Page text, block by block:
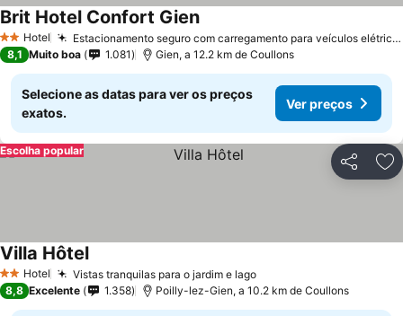
2 Estrelas
Hotel Estacionamento seguro com carregamento para veículos elétricos
Brit Hotel Confort Gien
8,1 Muito boa 1.081 Gien, a 12.2 km de Coullons
Selecione as datas para ver os preços
exatos.
Ver preços
Partilhar
Escolha popular
2 Estrelas
Hotel Vistas tranquilas para o jardim e lago
Villa Hôtel
8,8 Excelente 1.358 Poilly-lez-Gien, a 10.2 km de Coullons